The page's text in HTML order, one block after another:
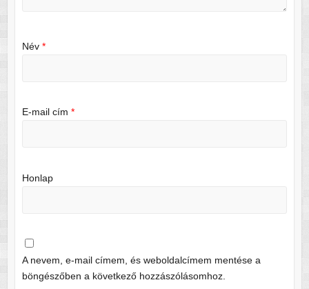
Név *
E-mail cím *
Honlap
A nevem, e-mail címem, és weboldalcímem mentése a
böngészőben a következő hozzászólásomhoz.